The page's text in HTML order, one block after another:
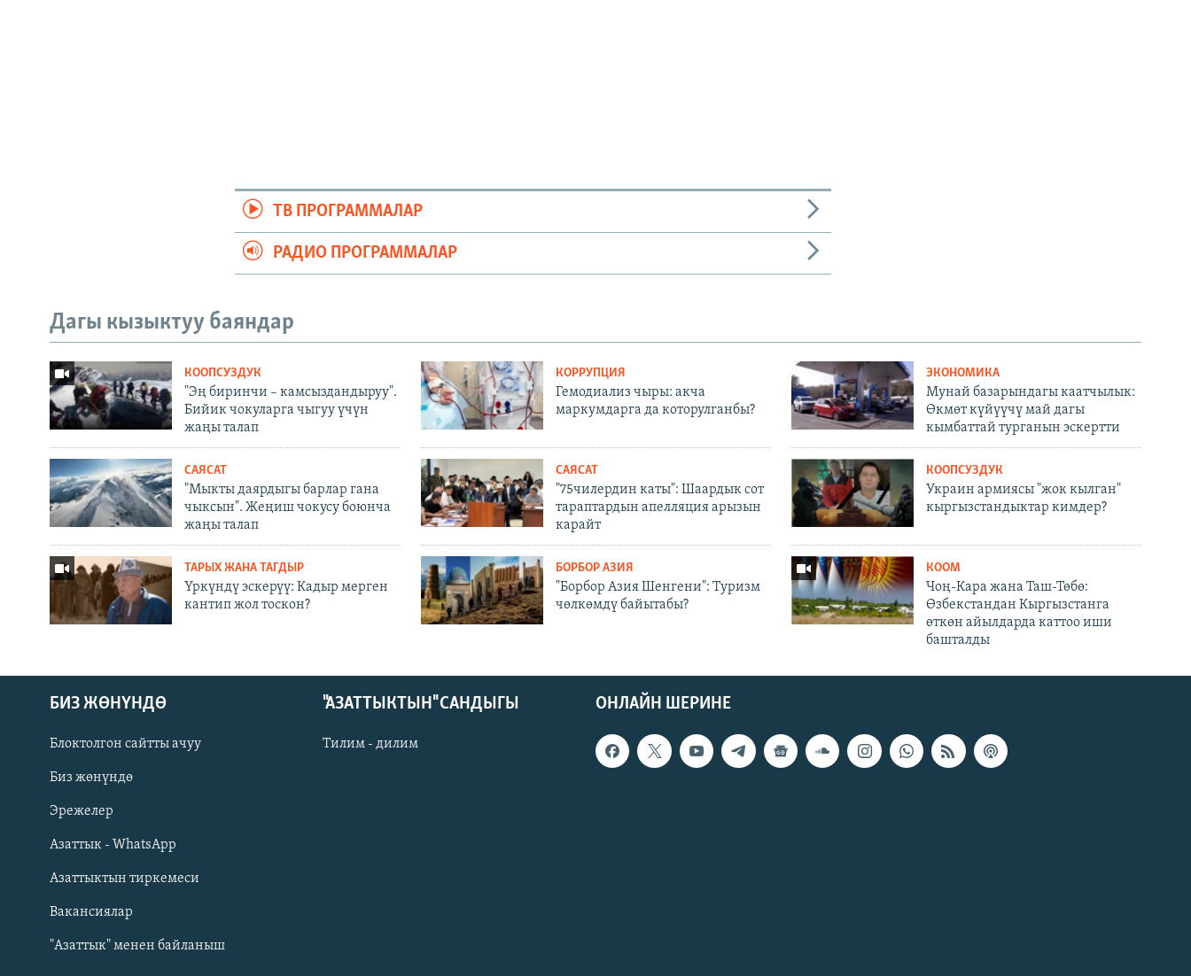
Русский
ОНЛАЙН ШЕРИНЕ
ТВ ПРОГРАММАЛАР
РАДИО ПРОГРАММАЛАР
Дагы кызыктуу баяндар
КООПСУЗДУК
"Эң биринчи – камсыздандыруу".
Бийик чокуларга чыгуу үчүн
жаңы талап
КОРРУПЦИЯ
Гемодиализ чыры: акча
маркумдарга да которулганбы?
ЭКОНОМИКА
Мунай базарындагы каатчылык:
Өкмөт күйүүчү май дагы
кымбаттай турганын эскертти
САЯСАТ
"Мыкты даярдыгы барлар гана
чыксын". Жеңиш чокусу боюнча
жаңы талап
САЯСАТ
"75чилердин каты": Шаардык сот
тараптардын апелляция арызын
карайт
КООПСУЗДУК
Украин армиясы "жок кылган"
кыргызстандыктар кимдер?
ТАРЫХ ЖАНА ТАГДЫР
Үркүндү эскерүү: Кадыр мерген
кантип жол тоскон?
БОРБОР АЗИЯ
"Борбор Азия Шенгени": Туризм
чөлкөмдү байытабы?
КООМ
Чоң-Кара жана Таш-Төбө:
Өзбекстандан Кыргызстанга
өткөн айылдарда каттоо иши
башталды
ОНЛАЙН ШЕРИНЕ
БИЗ ЖӨНҮНДӨ
Блоктолгон сайтты ачуу
Биз жөнүндө
Эрежелер
Азаттык - WhatsApp
Азаттыктын тиркемеси
Вакансиялар
"Азаттык" менен байланыш
"АЗАТТЫКТЫН" САНДЫГЫ
Тилим - дилим